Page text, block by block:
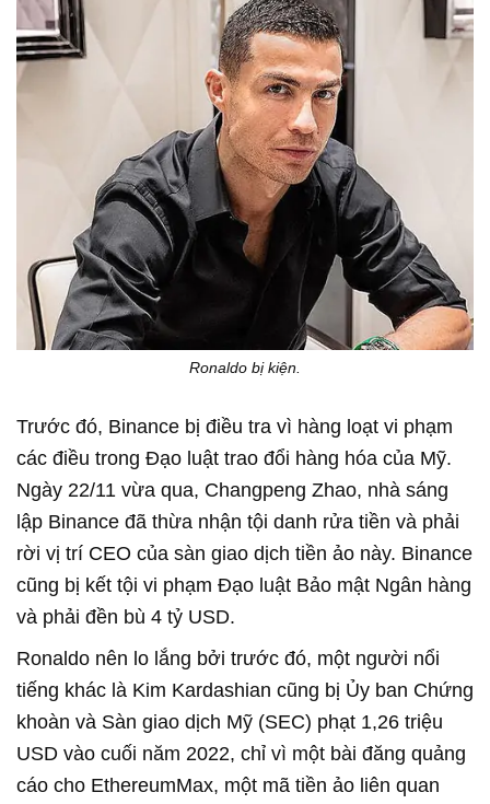
Ronaldo bị kiện.
Trước đó, Binance bị điều tra vì hàng loạt vi phạm
các điều trong Đạo luật trao đổi hàng hóa của Mỹ.
Ngày 22/11 vừa qua, Changpeng Zhao, nhà sáng
lập Binance đã thừa nhận tội danh rửa tiền và phải
rời vị trí CEO của sàn giao dịch tiền ảo này. Binance
cũng bị kết tội vi phạm Đạo luật Bảo mật Ngân hàng
và phải đền bù 4 tỷ USD.
Ronaldo nên lo lắng bởi trước đó, một người nổi
tiếng khác là Kim Kardashian cũng bị Ủy ban Chứng
khoàn và Sàn giao dịch Mỹ (SEC) phạt 1,26 triệu
USD vào cuối năm 2022, chỉ vì một bài đăng quảng
cáo cho EthereumMax, một mã tiền ảo liên quan